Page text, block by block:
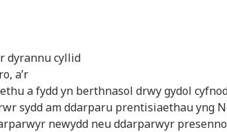
dyrannu cyllid
a’r
a fydd yn berthnasol drwy gydol
sydd am ddarparu prentisiaethau yng
newydd neu ddarparwyr